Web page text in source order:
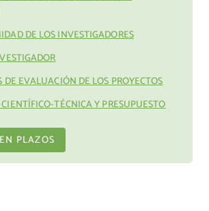
DE LOS INVESTIGADORES
DE EVALUACIÓN DE LOS PROYECTOS
TÉCNICA Y PRESUPUESTO
PLAZOS